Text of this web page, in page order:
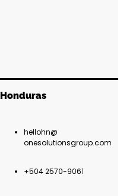
Honduras
hellohn@
onesolutionsgroup.com
+504 2570-9061